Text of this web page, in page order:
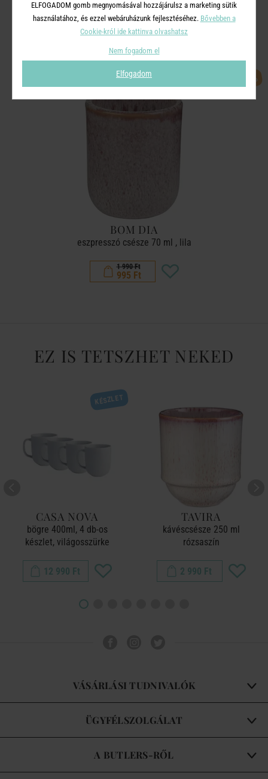
A TERMÉKCSALÁD TOVÁBBI
TERMÉKEI
-50%
BOM DIA
eszpresszó csésze 70 ml , lila
1 990 Ft
995 Ft
EZ IS TETSZHET NEKED
KÉSZLET
CASA NOVA
bögre 400ml, 4 db-os
készlet, világosszürke
12 990 Ft
TAVIRA
kávéscsésze 250 ml
rózsaszín
2 990 Ft
VÁSÁRLÁSI TUDNIVALÓK
ÜGYFÉLSZOLGÁLAT
A BUTLERS-RŐL
ELFOGADOM gomb megnyomásával hozzájárulsz a marketing sütik
használatához, és ezzel webáruházunk fejlesztéséhez. Bővebben a
Cookie-król ide kattinva olvashatsz
Nem fogadom el
Elfogadom